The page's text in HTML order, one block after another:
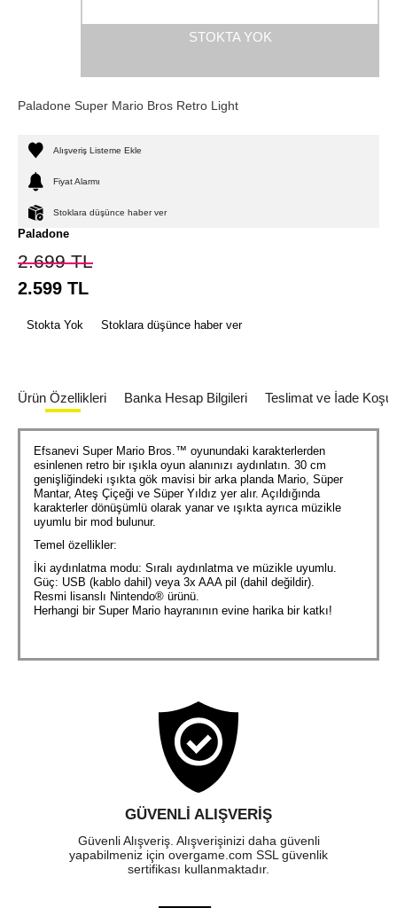
STOKTA YOK
Paladone Super Mario Bros Retro Light
Alışveriş Listeme Ekle
Fiyat Alarmı
Stoklara düşünce haber ver
Paladone
2.699TL
2.599 TL
Stokta Yok Stoklara düşünce haber ver
Ürün Özellikleri Banka Hesap Bilgileri Teslimat ve İade
Efsanevi Super Mario Bros.™ oyunundaki karakterlerden
esinlenen retro bir ışıkla oyun alanınızı aydınlatın. 30 cm
genişliğindeki ışıkta gök mavisi bir arka planda Mario, Süper
Mantar, Ateş Çiçeği ve Süper Yıldız yer alır. Açıldığında
karakterler dönüşümlü olarak yanar ve ışıkta ayrıca müzikle
uyumlu bir mod bulunur.
Temel özellikler:
İki aydınlatma modu: Sıralı aydınlatma ve müzikle uyumlu.
Güç: USB (kablo dahil) veya 3x AAA pil (dahil değildir).
Resmi lisanslı Nintendo® ürünü.
Herhangi bir Super Mario hayranının evine harika bir katkı!
GÜVENLI ALIŞVERIŞ
Güvenli Alışveriş. Alışverişinizi daha güvenli
yapabilmeniz için overgame.com SSL güvenlik
sertifikası kullanmaktadır.